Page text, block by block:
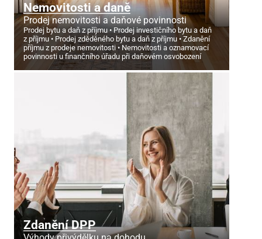
Nemovitosti a daně
Prodej nemovitosti a daňové povinnosti
Prodej bytu a daň z příjmu
Prodej investičního bytu a daň
z příjmu
Prodej zděděného bytu a daň z příjmu
Zdanění
příjmu z prodeje nemovitosti
Nemovitosti a oznamovací
povinnosti u finančního úřadu při daňovém osvobození
Zdanění DPP